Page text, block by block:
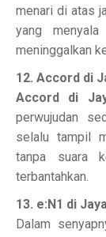
menari di atas
yang menyala
meninggalkan
12. Accord di
Accord di
perwujudan
selalu tampil
tanpa suara
terbantahkan.
13. e:N1 di
Dalam